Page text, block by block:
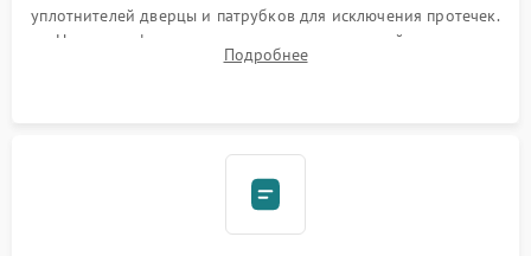
уплотнителей дверцы и патрубков для исключения протечек.
Надежная фиксация хомутов гидравлической системы,
сборка корпуса и установка датчика поплавка.
Подробнее